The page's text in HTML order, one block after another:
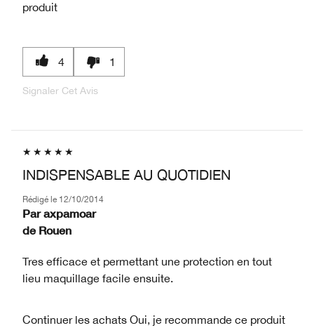
produit
4 1
Signaler Cet Avis
INDISPENSABLE AU QUOTIDIEN
Rédigé le 12/10/2014
Par axpamoar
de Rouen
Tres efficace et permettant une protection en tout
lieu maquillage facile ensuite.
Continuer les achats Oui, je recommande ce produit